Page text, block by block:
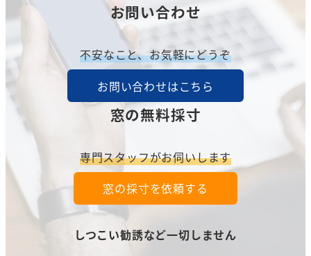
お問い合わせ
不安なこと、お気軽にどうぞ
お問い合わせはこちら
窓の無料採寸
専門スタッフがお伺いします
窓の採寸を依頼する
しつこい勧誘など一切しません